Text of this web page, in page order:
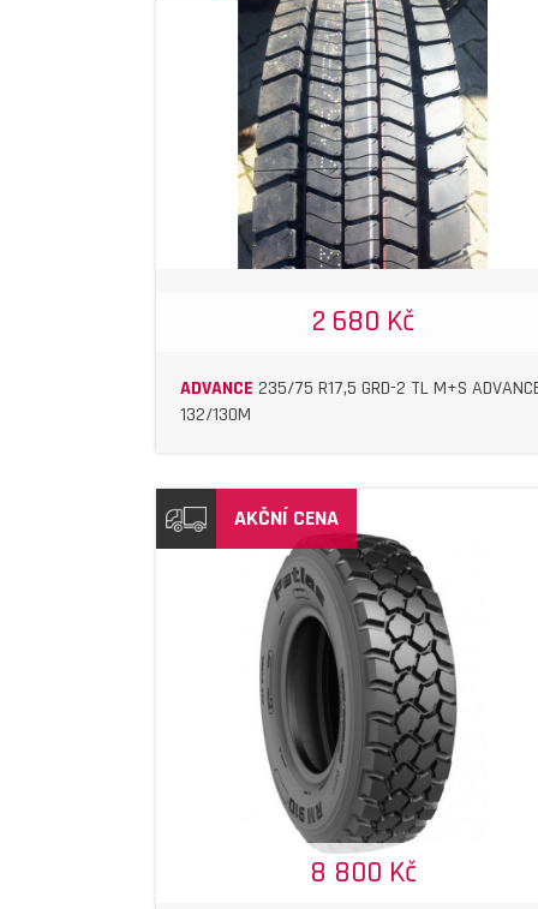
2 680 Kč
ADVANCE 235/75 R17,5 GRD-2 TL M+S
132/130M
DETAIL
AKČNÍ CENA
8 800 Kč
DETAIL